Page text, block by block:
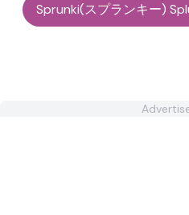
Sprunki(スプランキー)